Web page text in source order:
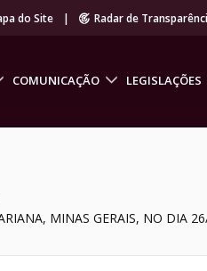
do Site | Radar de
COMUNICAÇÃO LEGISLAÇÕES
MINAS GERAIS, NO DIA